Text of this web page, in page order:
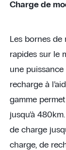
Charge de
Les bornes
rapides sur le
une
recharge à
gamme permet
jusqu’à
de charge
charge, de